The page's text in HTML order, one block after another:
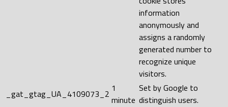
information
anonymously and
assigns a randomly
generated number to
recognize unique
visitors.
_gat_gtag_UA_4109073_2 1
minute
Set by Google to
distinguish users.